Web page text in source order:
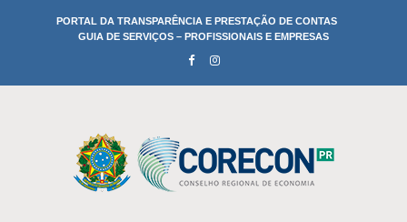
PORTAL DA TRANSPARÊNCIA E PRESTAÇÃO DE CONTAS
GUIA DE SERVIÇOS – PROFISSIONAIS E EMPRESAS